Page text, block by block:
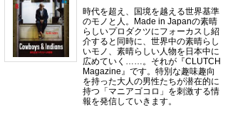
時代を超え、国境を越える世界基準
のモノと人。Made in Japanの素晴
らしいプロダクツにフォーカスし紹
介すると同時に、世界中の素晴らし
いモノ、素晴らしい人物を日本中に
広めていく……。それが『CLUTCH
Magazine』です。特別な趣味趣向
を持った大人の男性たちが潜在的に
持つ「マニアゴコロ」を刺激する情
報を発信していきます。